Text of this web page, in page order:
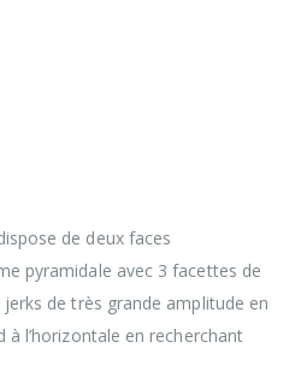
de deux faces
pyramidale avec 3 facettes de
de très grande amplitude en
l’horizontale en recherchant